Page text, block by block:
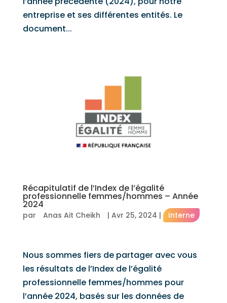
entreprise et ses différentes entités. Le
document...
Récapitulatif de l’Index de l’égalité
professionnelle femmes/hommes – Année
2024
par Anas Ait Cheikh | Avr 25, 2024 | Interne
Nous sommes fiers de partager avec vous
les résultats de l’Index de l’égalité
professionnelle femmes/hommes pour
l’année 2024, basés sur les données de